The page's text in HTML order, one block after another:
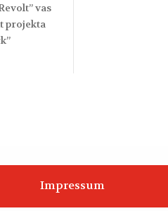
vas
projekta
Impressum